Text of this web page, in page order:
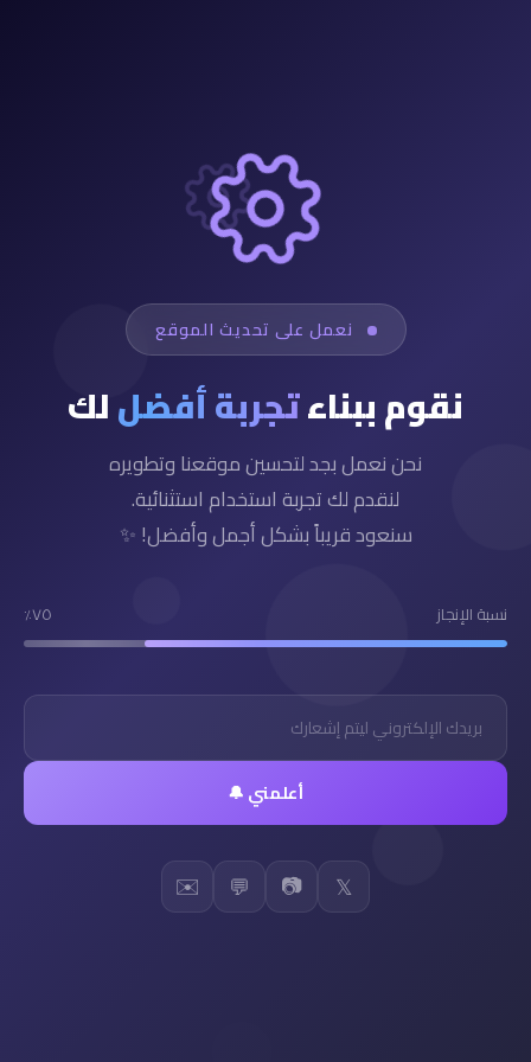
نعمل على تحديث الموقع
نقوم ببناءتجربة أفضللك
نحن نعمل بجد لتحسين موقعنا وتطويره
لنقدم لك تجربة استخدام استثنائية.
سنعود قريباً بشكل أجمل وأفضل! ✨
نسبة الإنجاز ٧٥٪
أعلمني 🔔
𝕏
📷
💬
✉️